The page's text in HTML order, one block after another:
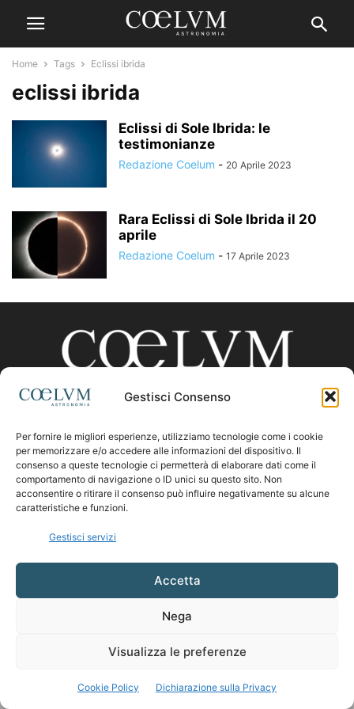
Gestisci Consenso
Per fornire le migliori esperienze, utilizziamo tecnologie come i cookie
per memorizzare e/o accedere alle informazioni del dispositivo. Il
consenso a queste tecnologie ci permetterà di elaborare dati come il
comportamento di navigazione o ID unici su questo sito. Non
acconsentire o ritirare il consenso può influire negativamente su alcune
caratteristiche e funzioni.
Gestisci servizi
Accetta
Nega
Visualizza le preferenze
Cookie Policy Dichiarazione sulla Privacy
Home Tags Eclissi ibrida
eclissi ibrida
Eclissi di Sole Ibrida: le
testimonianze
Redazione Coelum - 20 Aprile 2023
Rara Eclissi di Sole Ibrida il 20
aprile
Redazione Coelum - 17 Aprile 2023
CHI SIAMO
Contattaci:coelumastro@coelum.com